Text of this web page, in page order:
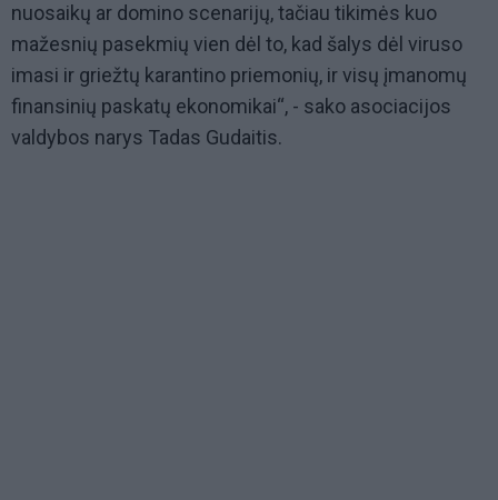
nuosaikų ar domino scenarijų, tačiau tikimės kuo
mažesnių pasekmių vien dėl to, kad šalys dėl viruso
imasi ir griežtų karantino priemonių, ir visų įmanomų
finansinių paskatų ekonomikai“, - sako asociacijos
valdybos narys Tadas Gudaitis.